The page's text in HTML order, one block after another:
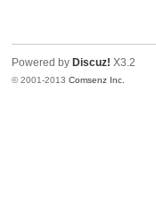
Powered by Discuz! X3.2
© 2001-2013Comsenz Inc.